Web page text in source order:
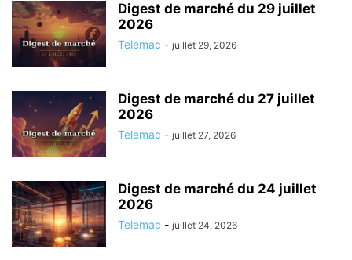
Digest de marché du 29 juillet
2026
Telemac - juillet 29, 2026
Digest de marché du 27 juillet
2026
Telemac - juillet 27, 2026
Digest de marché du 24 juillet
2026
Telemac - juillet 24, 2026